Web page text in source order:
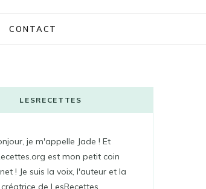
CONTACT
LESRECETTES
je m'appelle Jade ! Et
est mon petit coin
! Je suis la voix, l'auteur et la
créatrice de LesRecettes.